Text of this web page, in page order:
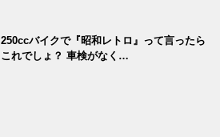
250ccバイクで『昭和レトロ』って言ったら
これでしょ？ 車検がなく…